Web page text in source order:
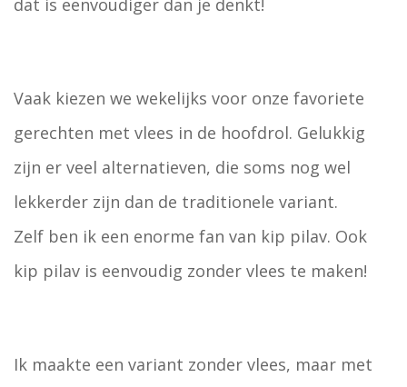
dat is eenvoudiger dan je denkt!
Vaak kiezen we wekelijks voor onze favoriete
gerechten met vlees in de hoofdrol. Gelukkig
zijn er veel alternatieven, die soms nog wel
lekkerder zijn dan de traditionele variant.
Zelf ben ik een enorme fan van kip pilav. Ook
kip pilav is eenvoudig zonder vlees te maken!
Ik maakte een variant zonder vlees, maar met